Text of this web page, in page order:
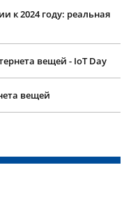
к 2024 году: реальная
вещей - IoT Day
вещей